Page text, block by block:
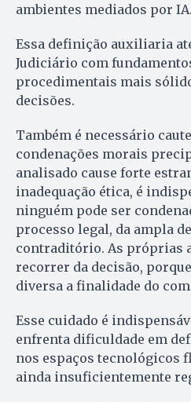
ambientes mediados por IA.
Essa definição auxiliaria
Judiciário com
procedimentais mais
decisões.
Também é necessário
condenações morais
analisado cause forte
inadequação ética, é
ninguém pode ser
processo legal, da ampla
contraditório. As próprias
recorrer da decisão,
diversa a finalidade do
Esse cuidado é
enfrenta dificuldade em
nos espaços tecnológicos
ainda insuficientemente